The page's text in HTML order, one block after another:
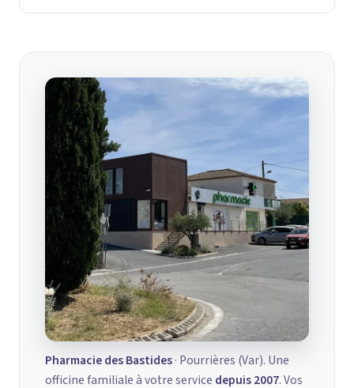
Pharmacie des Bastides· Pourrières (Var). Une
officine familiale à votre service depuis 2007. Vos